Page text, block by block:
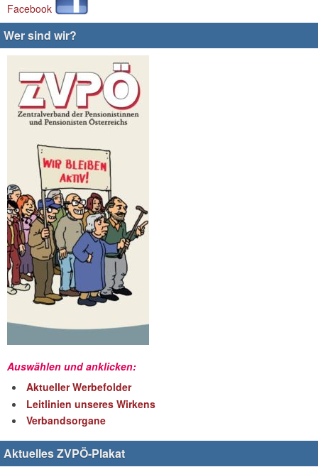
Facebook
Wer sind wir?
Auswählen und anklicken:
Aktueller Werbefolder
Leitlinien unseres Wirkens
Verbandsorgane
Aktuelles ZVPÖ-Plakat